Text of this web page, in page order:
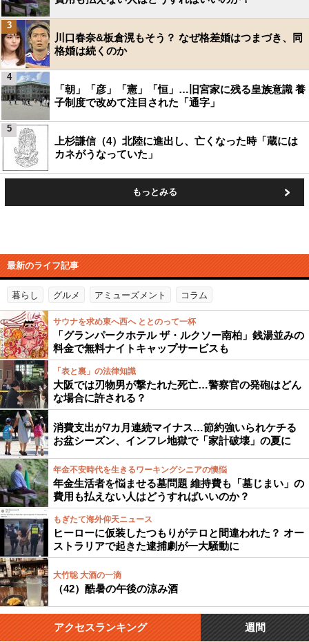
川口春奈&板倉滉もそう？ なぜ格差婚はつまづき、同
格婚は続くのか
3
「朝」「彦」「憲」「恒」…旧宮家に残る皇族意識 養
子制度で改めて注目された「通字」
4
上杉謙信（4）北陸に進出し、亡くなった時「蔵には
カネがうなっていた」
5
もっとみる
最新のライフ記事
暮らし グルメ アミューズメント コラム
サウナを求め東へ西へ ととのって一杯
「グランパークホテル ザ・ルクソー南柏」銭湯並みの
料金で無料ナイトキャップサービスも
「表と裏」の法律知識
大阪では刃物男が撃たれた死亡…警察官の発砲はどん
な場合に許される？
消費支出が7カ月連続マイナス…節約強いられケチる
お盆シーズン、インフレ地獄で「家計破壊」の夏に
年金不安時代を生きるワーキングシニアの懊悩
年金生活者を悩ませる墓問題 維持費も「墓じまい」の
費用も払えない人はどうすればいいのか？
もぎたて海外仰天ニュース
ヒーローに仮装したつもりがテロと間違われた？ オー
ストラリアで起きた逮捕劇が一大騒動に
大竹聡 大酒の一滴
（42）酷暑の午後の涼み酒
アクセスランキング 週間